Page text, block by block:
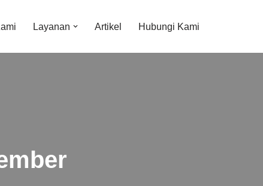
Layanan Artikel Hubungi Kami